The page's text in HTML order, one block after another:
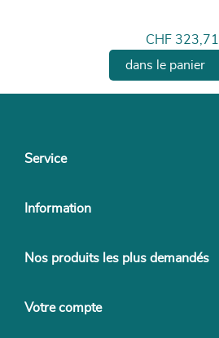
Prix
CHF 323,71
dans le panier
Service
Information
Nos produits les plus demandés
Votre compte